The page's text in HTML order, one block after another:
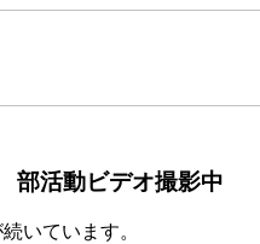
部活動ビデオ撮影中
いています。